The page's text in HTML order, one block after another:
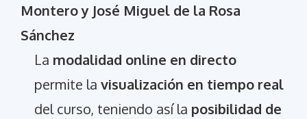
Montero y José Miguel de la Rosa
Sánchez
La modalidad online en directo
permite la visualización en tiempo real
del curso, teniendo así la posibilidad de